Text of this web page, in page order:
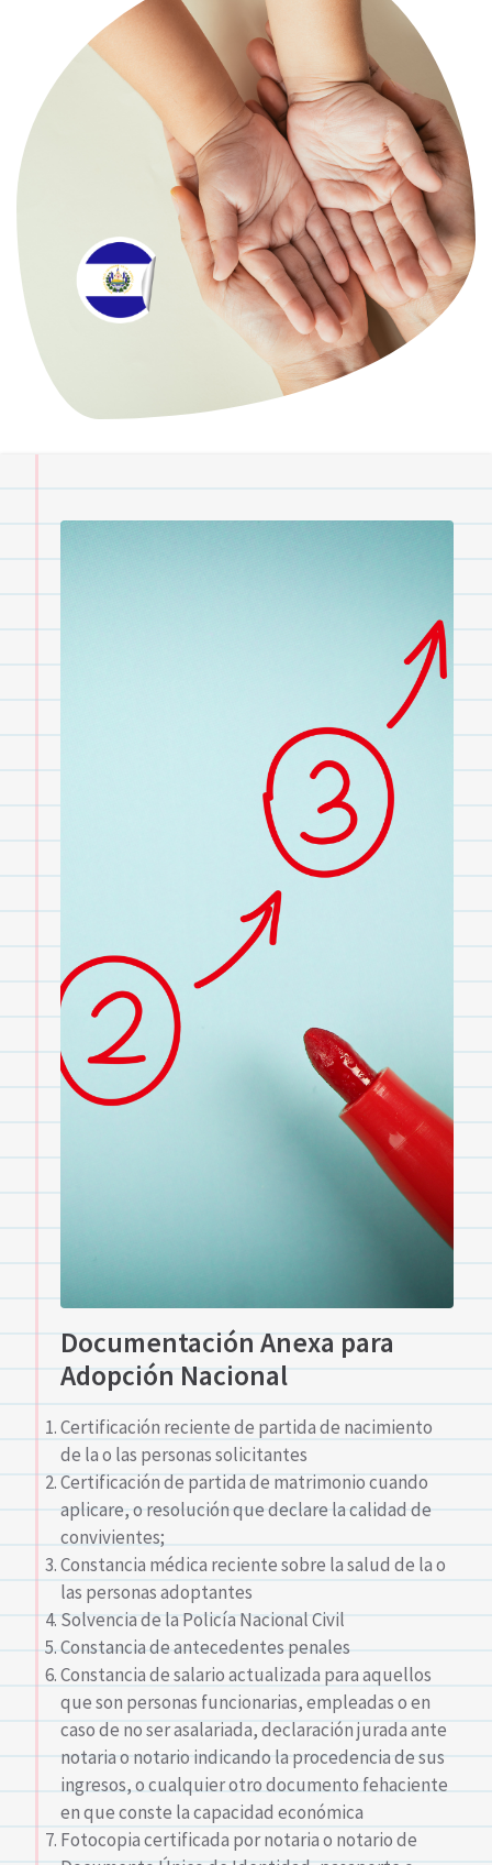
Documentación Anexa para
Adopción Nacional
Certificación reciente de partida de nacimiento
de la o las personas solicitantes
Certificación de partida de matrimonio cuando
aplicare, o resolución que declare la calidad de
convivientes;
Constancia médica reciente sobre la salud de la o
las personas adoptantes
Solvencia de la Policía Nacional Civil
Constancia de antecedentes penales
Constancia de salario actualizada para aquellos
que son personas funcionarias, empleadas o en
caso de no ser asalariada, declaración jurada ante
notaria o notario indicando la procedencia de sus
ingresos, o cualquier otro documento fehaciente
en que conste la capacidad económica
Fotocopia certificada por notaria o notario de